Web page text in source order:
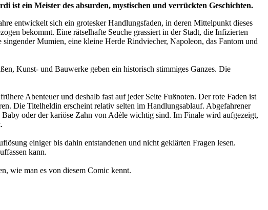
ist ein Meister des absurden, mystischen und verrückten Geschichten.
entwickelt sich ein grotesker Handlungsfaden, in deren Mittelpunkt dieses
bekommt. Eine rätselhafte Seuche grassiert in der Stadt, die Infizierten
Mumien, eine kleine Herde Rindviecher, Napoleon, das Fantom und
Kunst- und Bauwerke geben ein historisch stimmiges Ganzes. Die
Abenteuer und deshalb fast auf jeder Seite Fußnoten. Der rote Faden ist
Die Titelheldin erscheint relativ selten im Handlungsablauf. Abgefahrener
oder der kariöse Zahn von Adèle wichtig sind. Im Finale wird aufgezeigt,
einiger bis dahin entstandenen und nicht geklärten Fragen lesen.
kann.
wie man es von diesem Comic kennt.